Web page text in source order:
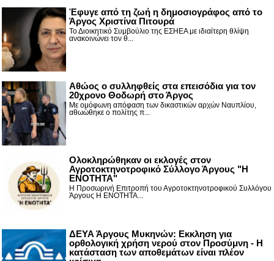
Έφυγε από τη ζωή η δημοσιογράφος από το
Άργος Χριστίνα Πιτουρά
Το Διοικητικό Συμβούλιο της ΕΣΗΕΑ με ιδιαίτερη θλίψη
ανακοινώνει τον θ...
Αθώος ο συλληφθείς στα επεισόδια για τον
20χρονο Θοδωρή στο Άργος
Με ομόφωνη απόφαση των δικαστικών αρχών Ναυπλίου,
αθωώθηκε ο πολίτης π...
Ολοκληρώθηκαν οι εκλογές στον
Αγροτοκτηνοτροφικό Σύλλογο Άργους "Η
ΕΝΟΤΗΤΑ"
Η Προσωρινή Επιτροπή του Αγροτοκτηνοτροφικού Συλλόγου
Άργους Η ΕΝΟΤΗΤΑ...
ΔΕΥΑ Άργους Μυκηνών: Εκκληση για
ορθολογική χρήση νερού στον Προσύμνη - Η
κατάσταση των αποθεμάτων είναι πλέον